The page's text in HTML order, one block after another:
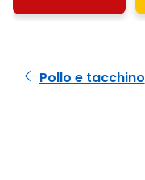
Pollo e tacchino